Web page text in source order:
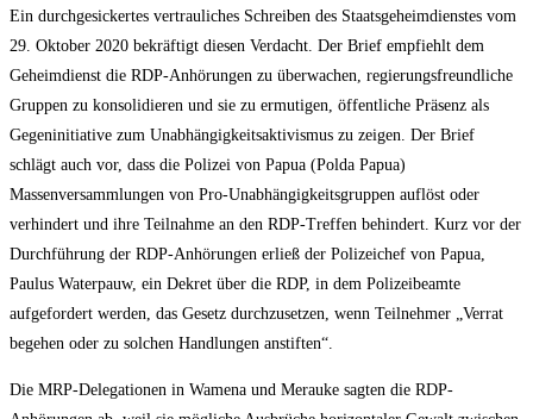
Ein durchgesickertes vertrauliches Schreiben des Staatsgeheimdienstes vom
29. Oktober 2020 bekräftigt diesen Verdacht. Der Brief empfiehlt dem
Geheimdienst die RDP-Anhörungen zu überwachen, regierungsfreundliche
Gruppen zu konsolidieren und sie zu ermutigen, öffentliche Präsenz als
Gegeninitiative zum Unabhängigkeitsaktivismus zu zeigen. Der Brief
schlägt auch vor, dass die Polizei von Papua (Polda Papua)
Massenversammlungen von Pro-Unabhängigkeitsgruppen auflöst oder
verhindert und ihre Teilnahme an den RDP-Treffen behindert. Kurz vor der
Durchführung der RDP-Anhörungen erließ der Polizeichef von Papua,
Paulus Waterpauw, ein Dekret über die RDP, in dem Polizeibeamte
aufgefordert werden, das Gesetz durchzusetzen, wenn Teilnehmer „Verrat
begehen oder zu solchen Handlungen anstiften“.
Die MRP-Delegationen in Wamena und Merauke sagten die RDP-